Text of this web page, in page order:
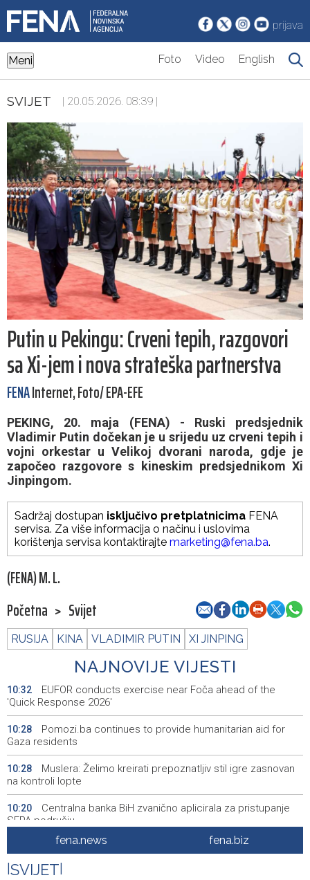
prijava
Meni Foto Video English
SVIJET | 20.05.2026. 08:39 |
Putin u Pekingu: Crveni tepih, razgovori
sa Xi-jem i nova strateška partnerstva
FENAInternet, Foto/ EPA-EFE
PEKING, 20. maja (FENA) - Ruski predsjednik
Vladimir Putin dočekan je u srijedu uz crveni tepih i
vojni orkestar u Velikoj dvorani naroda, gdje je
započeo razgovore s kineskim predsjednikom Xi
Jinpingom.
Sadržaj dostupan isključivo pretplatnicima FENA
servisa. Za više informacija o načinu i uslovima
korištenja servisa kontaktirajte marketing@fena.ba.
(FENA) M. L.
Početna > Svijet
RUSIJA KINA VLADIMIR PUTIN XI JINPING
NAJNOVIJE VIJESTI
10:32
EUFOR conducts exercise near Foča ahead of the
'Quick Response 2026'
10:28
Pomozi.ba continues to provide humanitarian aid for
Gaza residents
10:28
Muslera: Želimo kreirati prepoznatljiv stil igre zasnovan
na kontroli lopte
10:20
Centralna banka BiH zvanično aplicirala za pristupanje
SEPA području
Potpisano 97 ugovora o dodjeli poticaja za
samozapošljavanja boraca programa Prvi biznis u ZDK-u
fena.news fena.biz
SVIJET